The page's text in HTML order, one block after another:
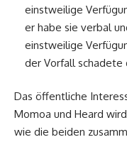
einstweilige
er habe sie verbal
einstweilige
der Vorfall schadete
Das öffentliche
Momoa und Heard
wie die beiden